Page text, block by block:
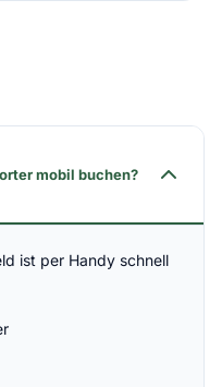
mobil buchen?
ist per Handy schnell